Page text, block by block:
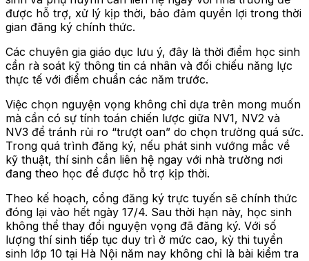
được hỗ trợ, xử lý kịp thời, bảo đảm quyền lợi trong thời
gian đăng ký chính thức.
Các chuyên gia giáo dục lưu ý, đây là thời điểm học sinh
cần rà soát kỹ thông tin cá nhân và đối chiếu năng lực
thực tế với điểm chuẩn các năm trước.
Việc chọn nguyện vọng không chỉ dựa trên mong muốn
mà cần có sự tính toán chiến lược giữa NV1, NV2 và
NV3 để tránh rủi ro “trượt oan” do chọn trường quá sức.
Trong quá trình đăng ký, nếu phát sinh vướng mắc về
kỹ thuật, thí sinh cần liên hệ ngay với nhà trường nơi
đang theo học để được hỗ trợ kịp thời.
Theo kế hoạch, cổng đăng ký trực tuyến sẽ chính thức
đóng lại vào hết ngày 17/4. Sau thời hạn này, học sinh
không thể thay đổi nguyện vọng đã đăng ký. Với số
lượng thí sinh tiếp tục duy trì ở mức cao, kỳ thi tuyển
sinh lớp 10 tại Hà Nội năm nay không chỉ là bài kiểm tra